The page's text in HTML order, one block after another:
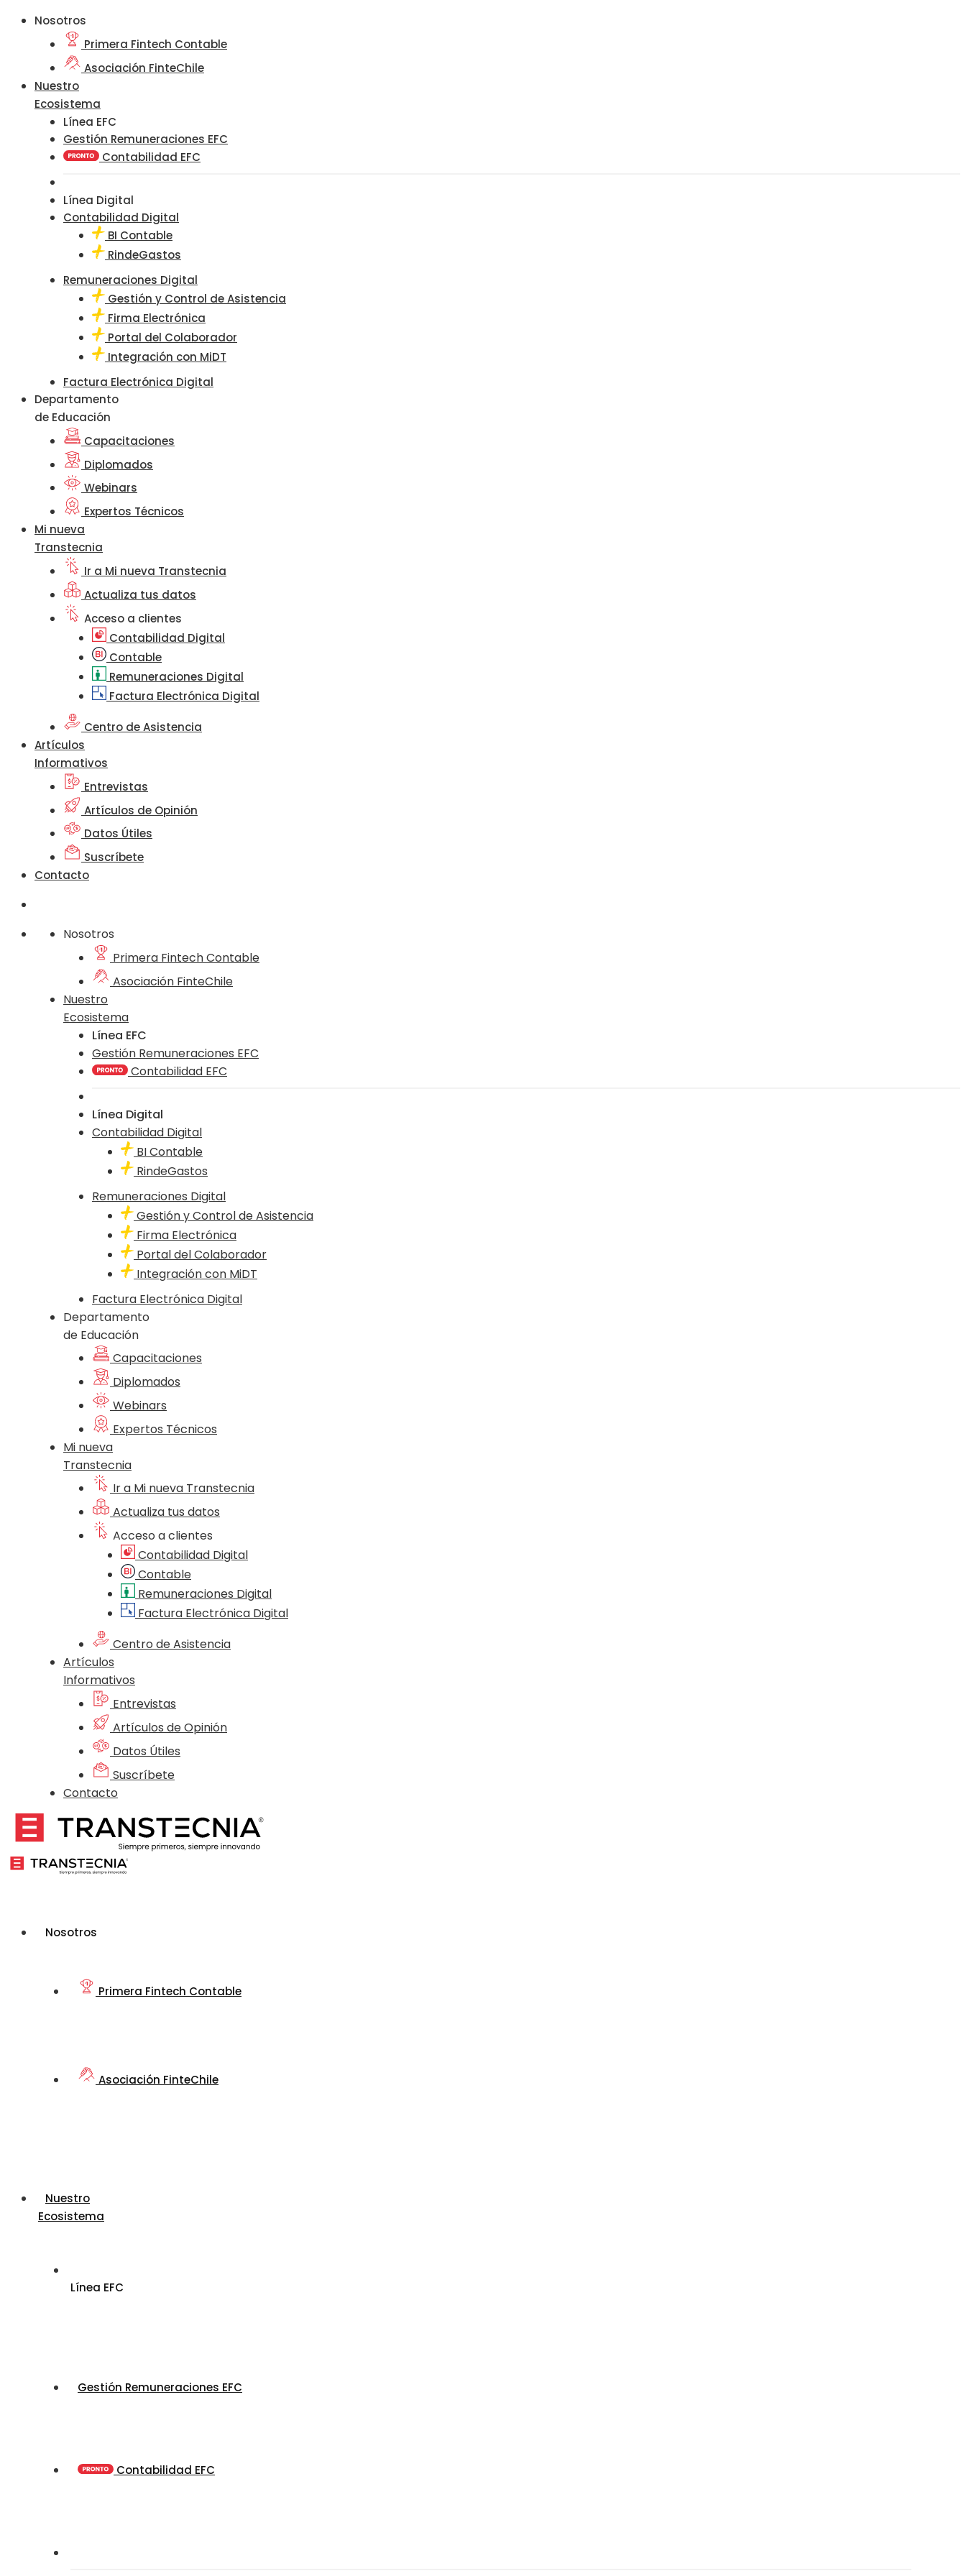
Nosotros
Primera Fintech Contable
Asociación FinteChile
Nuestro
Ecosistema
Línea EFC
Gestión Remuneraciones EFC
Contabilidad EFC
Línea Digital
Contabilidad Digital
BI Contable
RindeGastos
Remuneraciones Digital
Gestión y Control de Asistencia
Firma Electrónica
Portal del Colaborador
Integración con MiDT
Factura Electrónica Digital
Departamento
de Educación
Capacitaciones
Diplomados
Webinars
Expertos Técnicos
Mi nueva
Transtecnia
Ir a Mi nueva Transtecnia
Actualiza tus datos
Acceso a clientes
Contabilidad Digital
Contable
Remuneraciones Digital
Factura Electrónica Digital
Centro de Asistencia
Artículos
Informativos
Entrevistas
Artículos de Opinión
Datos Útiles
Suscríbete
Contacto
Nosotros
Primera Fintech Contable
Asociación FinteChile
Nuestro
Ecosistema
Línea EFC
Gestión Remuneraciones EFC
Contabilidad EFC
Línea Digital
Contabilidad Digital
BI Contable
RindeGastos
Remuneraciones Digital
Gestión y Control de Asistencia
Firma Electrónica
Portal del Colaborador
Integración con MiDT
Factura Electrónica Digital
Departamento
de Educación
Capacitaciones
Diplomados
Webinars
Expertos Técnicos
Mi nueva
Transtecnia
Ir a Mi nueva Transtecnia
Actualiza tus datos
Acceso a clientes
Contabilidad Digital
Contable
Remuneraciones Digital
Factura Electrónica Digital
Centro de Asistencia
Artículos
Informativos
Entrevistas
Artículos de Opinión
Datos Útiles
Suscríbete
Contacto
Nosotros
Primera Fintech Contable
Asociación FinteChile
Nuestro
Ecosistema
Línea EFC
Gestión Remuneraciones EFC
Contabilidad EFC